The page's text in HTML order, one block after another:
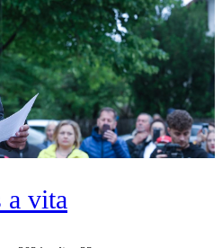
a vita